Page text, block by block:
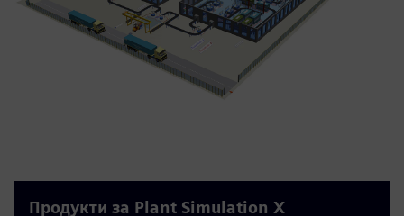
Продукти за Plant Simulation X